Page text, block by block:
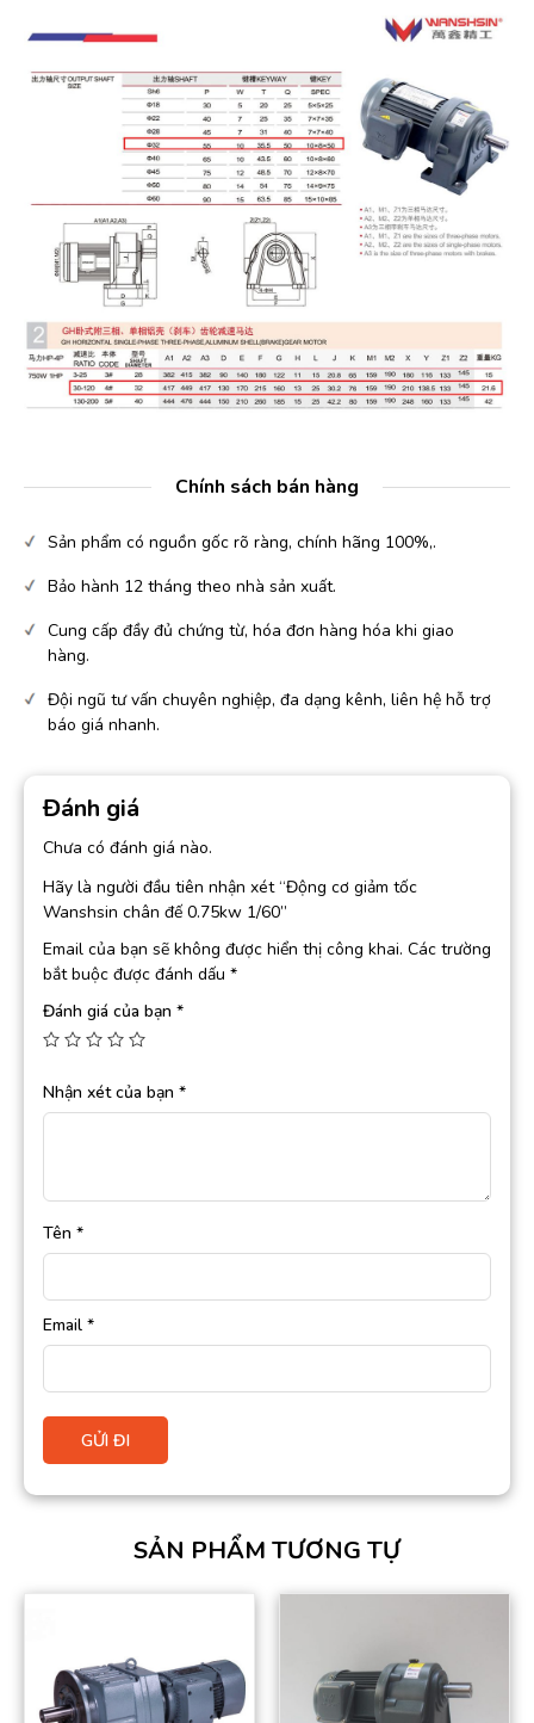
Chính sách bán hàng
Sản phẩm có nguồn gốc rõ ràng, chính hãng 100%,.
Bảo hành 12 tháng theo nhà sản xuất.
Cung cấp đầy đủ chứng từ, hóa đơn hàng hóa khi giao
hàng.
Đội ngũ tư vấn chuyên nghiệp, đa dạng kênh, liên hệ hỗ trợ
báo giá nhanh.
Đánh giá
Chưa có đánh giá nào.
Hãy là người đầu tiên nhận xét “Động cơ giảm tốc
Wanshsin chân đế 0.75kw 1/60”
Email của bạn sẽ không được hiển thị công khai. Các trường
bắt buộc được đánh dấu *
Đánh giá của bạn *
Nhận xét của bạn *
Tên *
Email *
SẢN PHẨM TƯƠNG TỰ